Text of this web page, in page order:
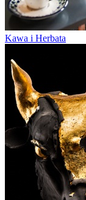
Kawa i Herbata